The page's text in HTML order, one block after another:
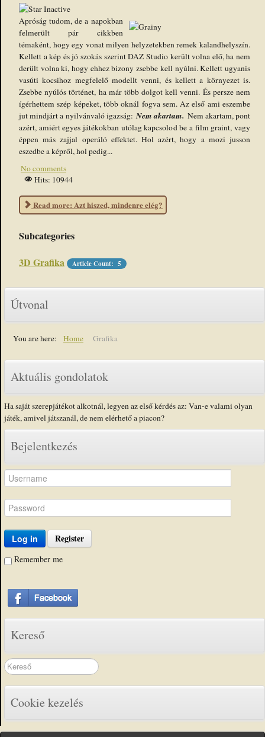
Apróság tudom, de a napokban
felmerült pár cikkben
témaként, hogy egy vonat milyen helyzetekben remek kalandhelyszín.
Kellett a kép és jó szokás szerint DAZ Studio került volna elő, ha nem
derült volna ki, hogy ehhez bizony zsebbe kell nyúlni. Kellett ugyanis
vasúti kocsihoz megfelelő modellt venni, és kellett a környezet is.
Zsebbe nyúlós történet, ha már több dolgot kell venni. És persze nem
ígérhettem szép képeket, több oknál fogva sem. Az első ami eszembe
jut mindjárt a nyilvánvaló igazság:Nem akartam. Nem akartam, pont
azért, amiért egyes játékokban utólag kapcsolod be a film graint, vagy
éppen más zajjal operáló effektet. Hol azért, hogy a mozi jusson
eszedbe a képről, hol pedig...
No comments
Hits: 10944
Read more: Azt hiszed, mindenre elég?
Subcategories
3D Grafika
Article Count: 5
Útvonal
You are here: Home Grafika
Aktuális gondolatok
Ha saját szerepjátékot alkotnál, legyen az első kérdés az: Van-e valami olyan
játék, amivel játszanál, de nem elérhető a piacon?
Bejelentkezés
Log in Register
Remember me
Kereső
Search
...
Cookie kezelés